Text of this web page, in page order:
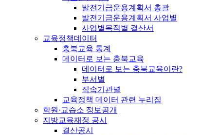
발전기금운용계획서 총괄
발전기금운용계획서 사업별
사업별목적별 결산서
교육정책데이터
충북교육 통계
데이터로 보는 충북교육
데이터로 보는 충북교육이란?
부서별
직속기관별
교육정책 데이터 관련 누리집
학원·교습소 정보공개
지방교육재정 공시
결산공시